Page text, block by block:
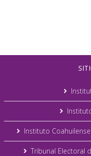
Instituto
Tribunal Electoral